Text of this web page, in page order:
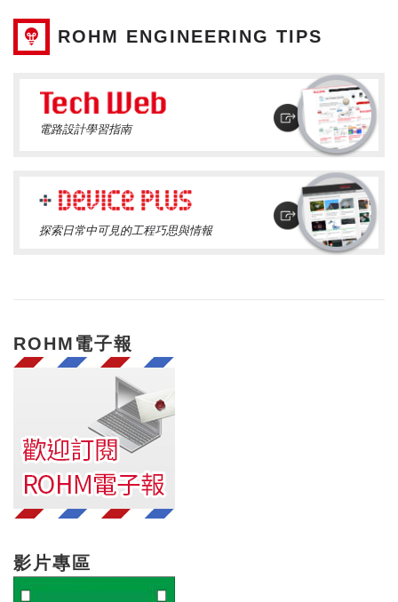
ROHM ENGINEERING TIPS
電路設計學習指南
探索日常中可見的工程巧思與情報
ROHM電子報
影片專區